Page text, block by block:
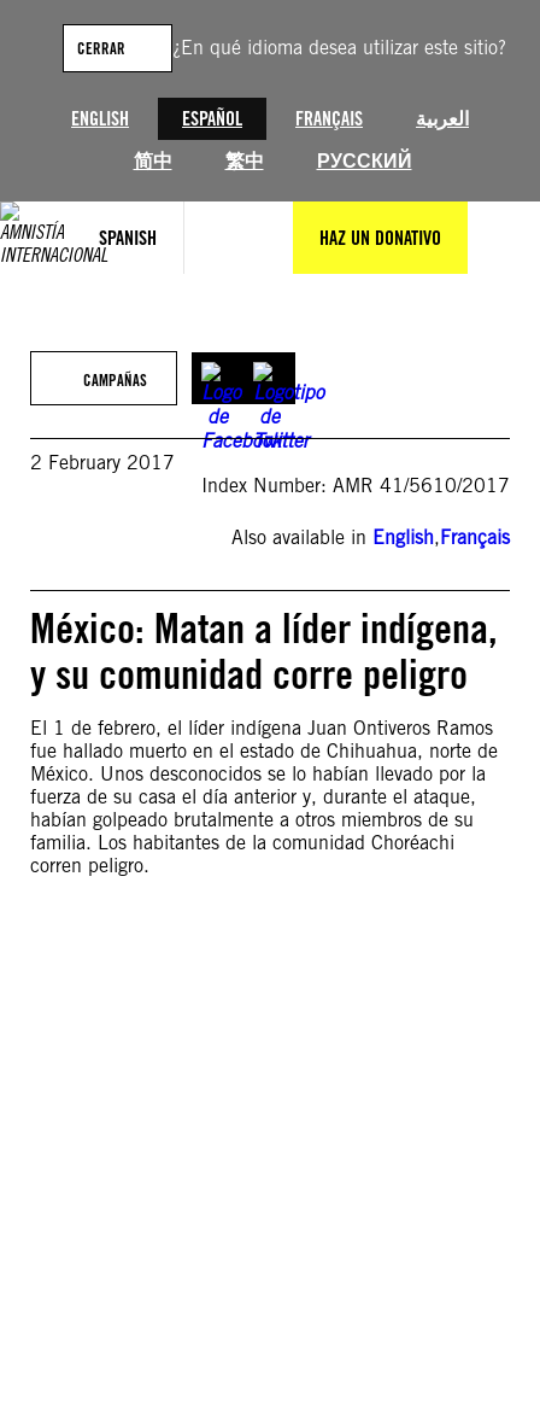
¿En qué idioma desea utilizar este sitio?
ENGLISH ESPAÑOL FRANÇAIS
العربية
简中
繁中 РУССКИЙ
CERRAR
SPANISH HAZ UN DONATIVO
contenido
CAMPAÑAS
2 February 2017
Index Number: AMR 41/5610/2017
Also available in English,Français
México: Matan a líder indígena,
y su comunidad corre peligro
El 1 de febrero, el líder indígena Juan Ontiveros Ramos
fue hallado muerto en el estado de Chihuahua, norte de
México. Unos desconocidos se lo habían llevado por la
fuerza de su casa el día anterior y, durante el ataque,
habían golpeado brutalmente a otros miembros de su
familia. Los habitantes de la comunidad Choréachi
corren peligro.